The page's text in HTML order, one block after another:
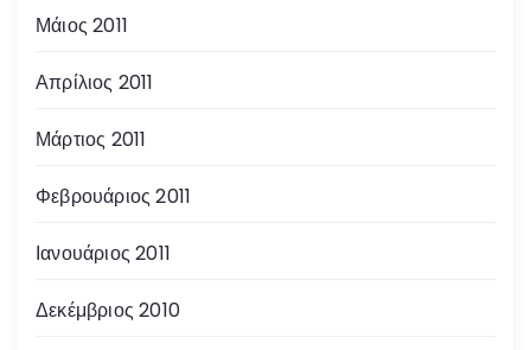
Μάιος 2011
Απρίλιος 2011
Μάρτιος 2011
Φεβρουάριος 2011
Ιανουάριος 2011
Δεκέμβριος 2010